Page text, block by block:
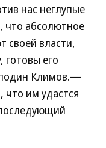
нас неглупые
абсолютное
своей власти,
его
Климов.—
им удастся